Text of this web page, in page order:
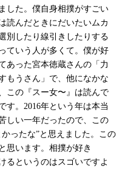
した。僕自身相撲がすごい
読んだときにだいたいムカ
別したり線引きしたりする
ていう人が多くて。僕が好
あった宮本徳蔵さんの「力
もうさん」で、他になかな
の『スー女〜』は読んで
す。2016年という年は本当
しい一年だったので、この
ったな”と思えました。この
思います。相撲が好き
というのはスゴいですよ